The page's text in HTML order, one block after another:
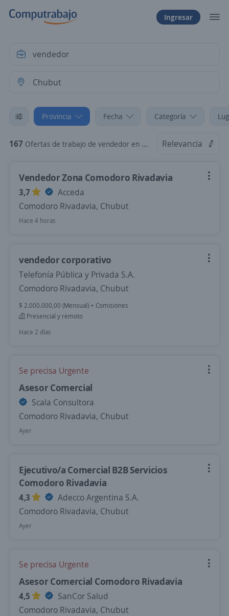
Ingresar
Provincia Fecha Categoría
167 Ofertas de trabajo de vendedor en Chubut Relevancia
Vendedor Zona Comodoro Rivadavia
3,7
Acceda
Comodoro Rivadavia, Chubut
Hace 4 horas
vendedor corporativo
Telefonía Pública y Privada S.A.
Comodoro Rivadavia, Chubut
$ 2.000.000,00 (Mensual) + Comisiones
Presencial y remoto
Hace 2 días
Se precisa Urgente
Asesor Comercial
Scala Consultora
Comodoro Rivadavia, Chubut
Ayer
Ejecutivo/a Comercial B2B Servicios
Comodoro Rivadavia
4,3
Adecco Argentina S.A.
Comodoro Rivadavia, Chubut
Ayer
Se precisa Urgente
Asesor Comercial Comodoro Rivadavia
4,5
SanCor Salud
Comodoro Rivadavia, Chubut